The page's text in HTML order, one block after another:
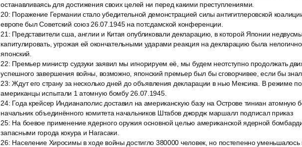
останавливаясь для достижения своих целей ни перед какими преступлениями.
20: Поражение Германии стало убедительной демонстрацией силы антигитлеровской
европе был Советский союз 26.07.1945 на потсдамской конференции.
21 : Представители сша, англии и Китая опубликовали декларацию, в которой Японии
капитулировать, угрожая ей окончательными ударами реакция на декларацию была
японский.
22: Премьер министр судзуки заявил мы игнорируем её, мы будем неотступно продолжать
успешного завершения войны, возможно, японский премьер был бы сговорчивее, если бы
23:Ждут его страну за несколько дней до объявления декларации в нью Мексика. В режиме
американцы испытали 1 атомную бомбу 26.07.1945.
24: Года крейсер Индианаполис доставил на американскую базу на Острове тиниан
начальник объединённого комитета начальников Штабов джордж маршалл подписал приказ
25: На боевое применение ядерного оружия основной целью американской ядерной
запасными города кокура и Нагасаки.
26: Население Хиросимы в ходе войны достигло 380000 человек, но постепенно уменьшалось